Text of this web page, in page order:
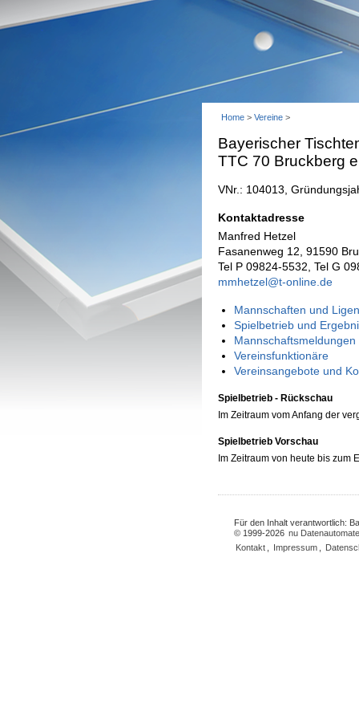
Home > Vereine >
Bayerischer
TTC 70 Bruckberg
VNr.: 104013,
Kontaktadresse
Manfred Hetzel
Fasanenweg 12, 91590
Tel P 09824-5532, Tel G
mmhetzel@t-online.de
Mannschaften und
Spielbetrieb und
Vereinsfunktionäre
Vereinsangebote und
Spielbetrieb - Rückschau
Im Zeitraum vom Anfang der
Spielbetrieb Vorschau
Im Zeitraum von heute bis zum
Für den Inhalt verantwortlich:
© 1999-2026 nu
Kontakt
Impressum